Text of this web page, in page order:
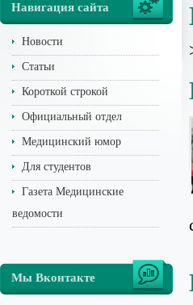
Навигация сайта
Новости
Статьи
Короткой строкой
Официальный отдел
Медицинский юмор
Для студентов
Газета Медицинские
ведомости
Мы Вконтакте